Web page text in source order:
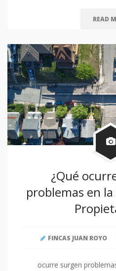
READ
¿Qué
problemas en
FINCAS JUAN ROYO
ocurre surgen